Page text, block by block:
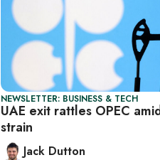
NEWSLETTER: BUSINESS & TECH
UAE exit rattles OPEC
strain
Jack Dutton